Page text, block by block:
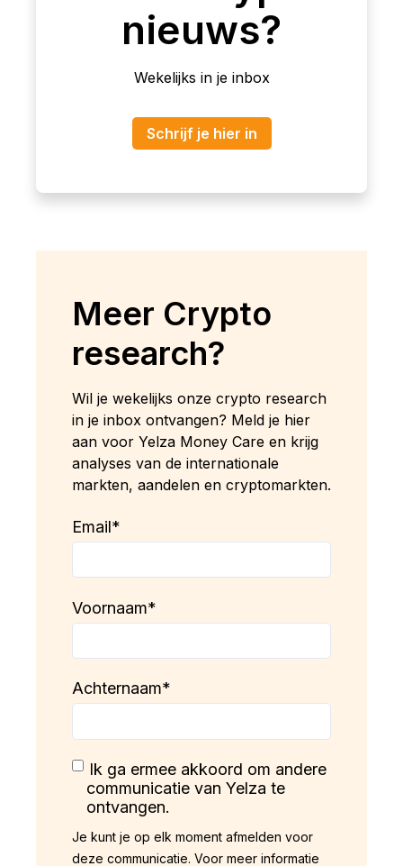
nieuws?
Wekelijks in je inbox
Schrijf je hier in
Meer Crypto
research?
Wil je wekelijks onze crypto research
in je inbox ontvangen? Meld je hier
aan voor Yelza Money Care en krijg
analyses van de internationale
markten, aandelen en cryptomarkten.
Email*
Voornaam*
Achternaam*
Ik ga ermee akkoord om andere
communicatie van Yelza te
ontvangen.
Je kunt je op elk moment afmelden voor
deze communicatie. Voor meer informatie